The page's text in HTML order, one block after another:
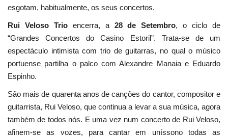
esgotam, habitualmente, os seus concertos.
Rui Veloso Trioencerra, a 28 de Setembro, o ciclo de
“Grandes Concertos do Casino Estoril”. Trata-se de um
espectáculo intimista com trio de guitarras, no qual o músico
portuense partilha o palco com Alexandre Manaia e Eduardo
Espinho.
São mais de quarenta anos de canções do cantor, compositor e
guitarrista, Rui Veloso, que continua a levar a sua música, agora
também de todos nós. E uma vez num concerto de Rui Veloso,
afinem-se as vozes, para cantar em uníssono todas as